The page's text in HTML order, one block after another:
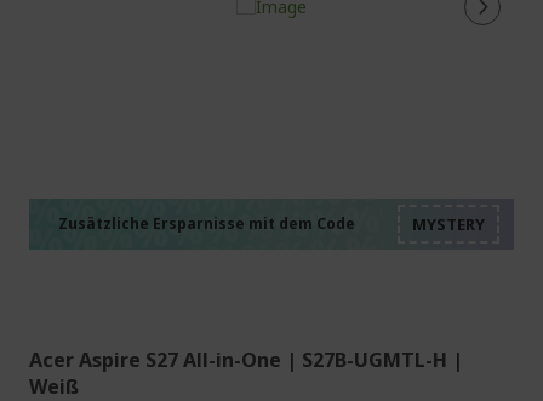
Zusätzliche Ersparnisse mit dem Code
Acer Aspire S27 All-in-One | S27B-UGMTL-H |
Weiß